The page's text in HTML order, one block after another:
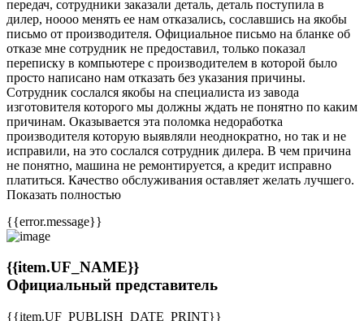
передач, сотрудники заказали деталь, деталь поступила в
дилер, ноооо менять ее нам отказались, сославшись на якобы
письмо от производителя. Официальное письмо на бланке об
отказе мне сотрудник не предоставил, только показал
переписку в компьютере с производителем в которой было
просто написано нам отказать без указания причины.
Сотрудник сослался якобы на специалиста из завода
изготовителя которого мы должны ждать не понятно по каким
причинам. Оказывается эта поломка недоработка
производителя которую выявляли неоднократно, но так и не
исправили, на это сослался сотрудник дилера. В чем причина
не понятно, машина не ремонтируется, а кредит исправно
платиться. Качество обслуживания оставляет желать лучшего.
Показать полностью
{{error.message}}
{{item.UF_NAME}}
Официальный представитель
{{item.UF_PUBLISH_DATE_PRINT}}